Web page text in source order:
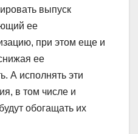
выпуск
ее
при этом еще и
ее
А исполнять эти
в том числе и
обогащать их